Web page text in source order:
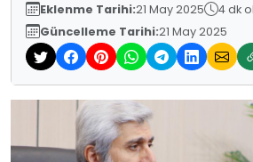
Eklenme Tarihi:21 May 2025
4 dk
Güncelleme Tarihi:21 May 2025